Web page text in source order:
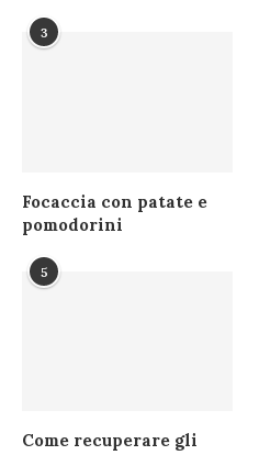
3
Focaccia con patate e
pomodorini
5
Come recuperare gli